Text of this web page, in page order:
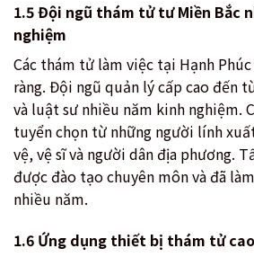
1.5 Đội ngũ thám tử tư Miền Bắc
nghiệm
Các thám tử làm việc tại Hạnh
ràng. Đội ngũ quản lý cấp cao đến
và luật sư nhiều năm kinh nghiệm.
tuyển chọn từ những người lính
vệ, vệ sĩ và người dân địa phương.
được đào tạo chuyên môn và đã
nhiều năm.
1.6 Ứng dụng thiết bị thám tử